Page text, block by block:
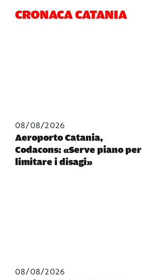
CRONACA CATANIA
08/08/2026
Aeroporto Catania,
Codacons: «Serve piano per
limitare i disagi»
08/08/2026